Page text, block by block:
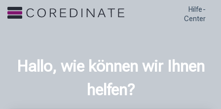
Hilfe-
Center
Hallo, wie können wir Ihnen
helfen?